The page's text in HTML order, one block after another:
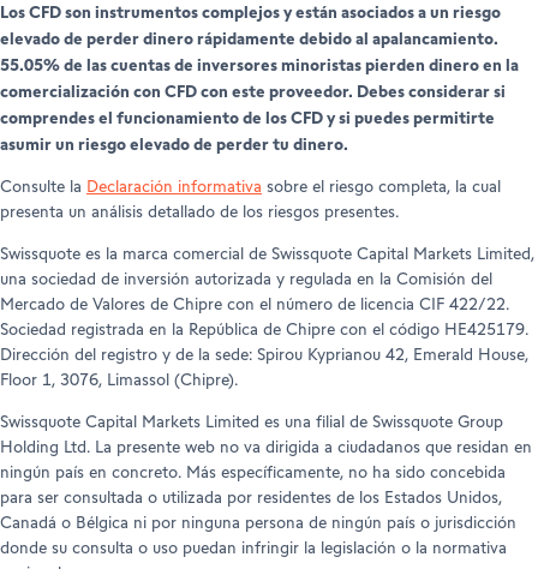
Los CFD son instrumentos complejos y están asociados a un riesgo
elevado de perder dinero rápidamente debido al apalancamiento.
55.05% de las cuentas de inversores minoristas pierden dinero en la
comercialización con CFD con este proveedor. Debes considerar si
comprendes el funcionamiento de los CFD y si puedes permitirte
asumir un riesgo elevado de perder tu dinero.
Consulte la Declaración informativa sobre el riesgo completa, la cual
presenta un análisis detallado de los riesgos presentes.
Swissquote es la marca comercial de Swissquote Capital Markets Limited,
una sociedad de inversión autorizada y regulada en la Comisión del
Mercado de Valores de Chipre con el número de licencia CIF 422/22.
Sociedad registrada en la República de Chipre con el código HE425179.
Dirección del registro y de la sede: Spirou Kyprianou 42, Emerald House,
Floor 1, 3076, Limassol (Chipre).
Swissquote Capital Markets Limited es una filial de Swissquote Group
Holding Ltd. La presente web no va dirigida a ciudadanos que residan en
ningún país en concreto. Más específicamente, no ha sido concebida
para ser consultada o utilizada por residentes de los Estados Unidos,
Canadá o Bélgica ni por ninguna persona de ningún país o jurisdicción
donde su consulta o uso puedan infringir la legislación o la normativa